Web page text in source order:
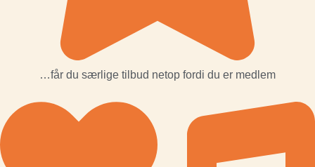
…får du særlige tilbud netop fordi du er medlem